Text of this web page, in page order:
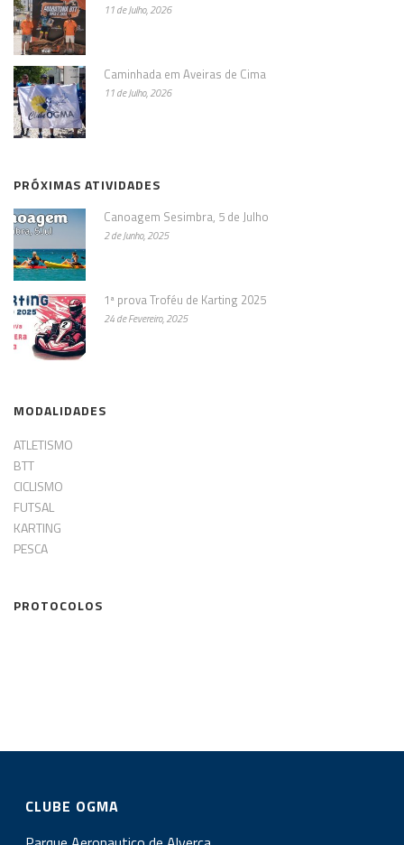
11 de Julho, 2026
Caminhada em Aveiras de Cima
11 de Julho, 2026
PRÓXIMAS ATIVIDADES
Canoagem Sesimbra, 5 de Julho
2 de Junho, 2025
1ª prova Troféu de Karting 2025
24 de Fevereiro, 2025
MODALIDADES
ATLETISMO
BTT
CICLISMO
FUTSAL
KARTING
PESCA
PROTOCOLOS
CLUBE OGMA